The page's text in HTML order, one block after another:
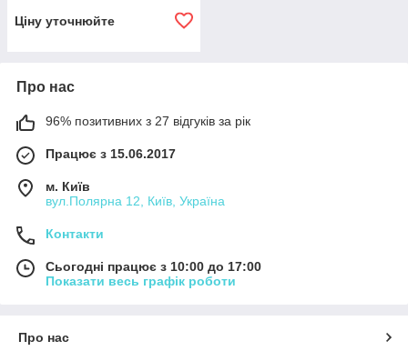
Ціну уточнюйте
Про нас
96% позитивних з 27 відгуків за рік
Працює з 15.06.2017
м. Київ
вул.Полярна 12, Київ, Україна
Контакти
Сьогодні працює з 10:00 до 17:00
Показати весь графік роботи
Про нас